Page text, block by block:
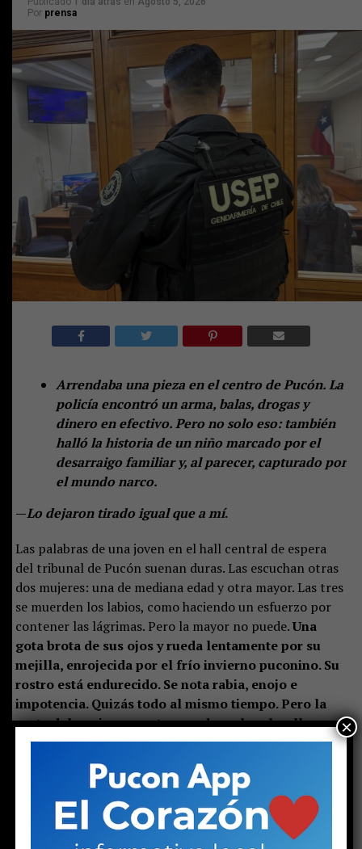
Por prensa
Arrendaba una pieza en el centro de Pucón. La
policía encontró un arma, balas, drogas y
dinero en efectivo. Pero no solo eso: también
halló la historia de un niño marcado por el
desarraigo familiar y, al parecer, capturado por
el mundo narco.
—Lo dejaron tirado igual que a mí.
Las palabras de una joven en el hall central de espera
del tribunal de Pucón suenan duras. Las escuchan otras
dos mujeres: una de mediana edad y otra mayor. Las tres
se muerden los labios, como haciendo un esfuerzo por
contener las lágrimas. Pero la mayor no puede.Una
gota brota de sus ojos y rueda lentamente por su
mejilla, enrojecida por el frío invierno puconino. Su
rostro está endurecido. Se nota rabia, enojo e
impotencia. Quizás todo al mismo tiempo. Pero la
parte del enojo aumenta cuando un hombre llega a
su lado.Ambos son los progenitores delmenor de 16
años detenido el martes
con un arma y drogas, en el
contexto de la investigación por lariña escolar
viralizada hace algunas semanas. La audiencia de control
de detención en el juzgado de calle Arauco ya había
terminado. El padre llegó tarde. Al parecer, una vez más.
×